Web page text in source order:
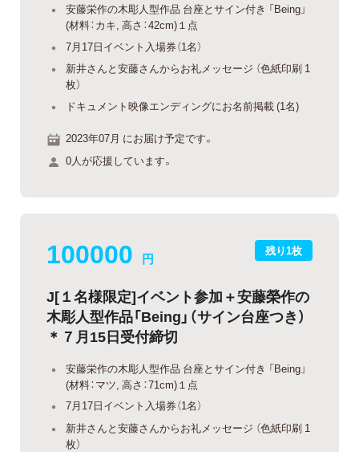
安藤栄作の木彫人型作品 台座とサイン付き 「Being」
(材料：カキ, 高さ：42cm)１点
7月17日イベント入場券（1名）
新井さんと安藤さんからお礼メッセージ （色紙印刷 1
枚）
ドキュメント映像エンディングにお名前掲載 (1名)
2023年07月 にお届け予定です。
0人が応援しています。
残り1枚
100000 円
J[１名様限定]イベント参加＋安藤榮作の
木彫人型作品「Being」（サイン台座つき）
＊７月15日受付締切
安藤栄作の木彫人型作品 台座とサイン付き 「Being」
(材料：マツ, 高さ：71cm)１点
7月17日イベント入場券（1名）
新井さんと安藤さんからお礼メッセージ （色紙印刷 1
枚）